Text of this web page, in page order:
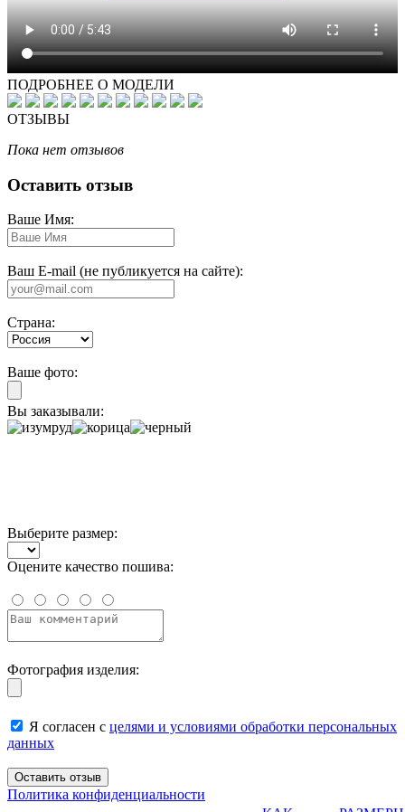
ПОДРОБНЕЕ О МОДЕЛИ
ОТЗЫВЫ
Пока нет отзывов
Оставить отзыв
Ваше Имя:
Ваш E-mail (не публикуется на сайте):
Страна:
Ваше фото:
Вы заказывали:
Выберите размер:
Оцените качество пошива:
Фотография изделия:
Я согласен с целями и условиями обработки персональных
данных
Политика конфиденциальности